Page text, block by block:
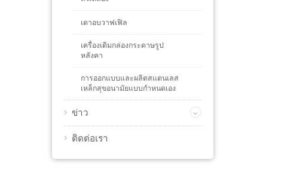
เตาอบวาฟเฟิล
เครื่องเติมกล่องกระดาษรูป
หลังคา
การออกแบบและผลิตสแตนเลส
เหล็กสุขอนามัยแบบกำหนดเอง
ข่าว
ติดต่อเรา